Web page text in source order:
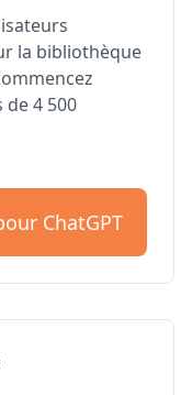
la bibliothèque
4 500
ChatGPT